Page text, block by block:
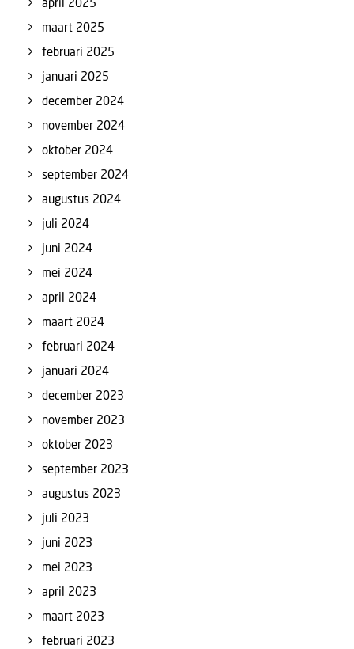
maart 2025
februari 2025
januari 2025
december 2024
november 2024
oktober 2024
september 2024
augustus 2024
juli 2024
juni 2024
mei 2024
april 2024
maart 2024
februari 2024
januari 2024
december 2023
november 2023
oktober 2023
september 2023
augustus 2023
juli 2023
juni 2023
mei 2023
april 2023
maart 2023
februari 2023